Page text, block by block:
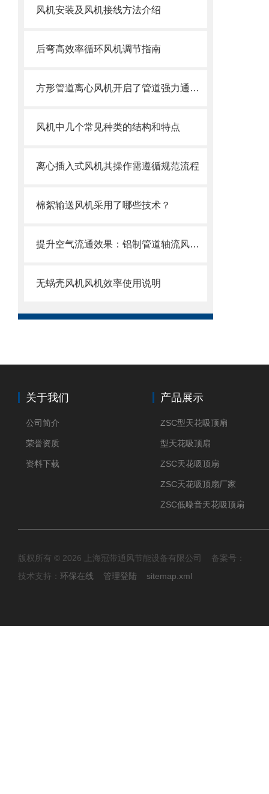
风机安装及风机接线方法介绍
后弯高效率循环风机调节指南
方形管道离心风机开启了管道强力通风的革命时代
风机中几个常见种类的结构和特点
离心插入式风机其操作需遵循规范流程
棉絮输送风机采用了哪些技术？
提升空气流通效果：铝制管道轴流风机在通风系统中的关键作用
无蜗壳风机风机效率使用说明
关于我们
公司简介
荣誉资质
资料下载
产品展示
ZSC型天花吸顶扇
型天花吸顶扇
ZSC天花吸顶扇
ZSC天花吸顶扇厂家
ZSC低噪音天花吸顶扇
版权所有 © 2026 上海冠带通风节能设备有限公司 备案号：
技术支持： 环保在线 管理登陆 sitemap.xml